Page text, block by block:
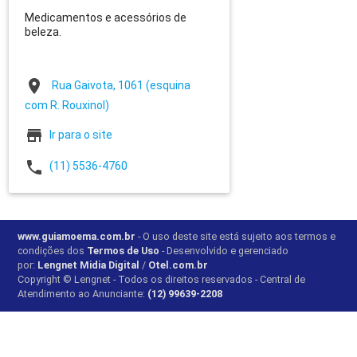
Medicamentos e acessórios de
beleza.
place
Rua Gaivota, 1061 (esquina
com R. Rouxinol)
store Ir para o site
phone (11) 5536-4760
www.guiamoema.com.br - O uso deste site está sujeito aos termos e
condições dos Termos de Uso - Desenvolvido e gerenciado
por: Lengnet Midia Digital / Otel.com.br
Copyright © Lengnet - Todos os direitos reservados - Central de
Atendimento ao Anunciante: (12) 99639-2208